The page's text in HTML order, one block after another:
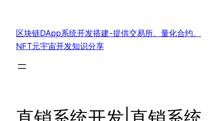
区块链DApp系统开发搭建-提供交易所、量化合约、
NFT元宇宙开发知识分享